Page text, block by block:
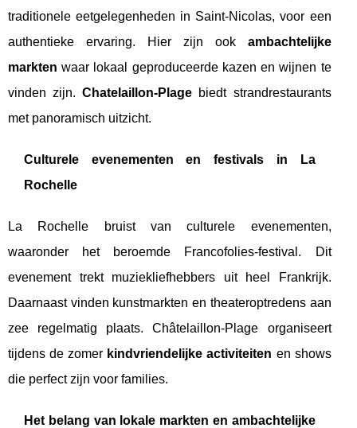
traditionele eetgelegenheden in Saint-Nicolas, voor een
authentieke ervaring. Hier zijn ook ambachtelijke
markten waar lokaal geproduceerde kazen en wijnen te
vinden zijn.Chatelaillon-Plage biedt strandrestaurants
met panoramisch uitzicht.
Culturele evenementen en festivals in La
Rochelle
La Rochelle bruist van culturele evenementen,
waaronder het beroemde Francofolies-festival. Dit
evenement trekt muziekliefhebbers uit heel Frankrijk.
Daarnaast vinden kunstmarkten en theateroptredens aan
zee regelmatig plaats. Châtelaillon-Plage organiseert
tijdens de zomer kindvriendelijke activiteiten en shows
die perfect zijn voor families.
Het belang van lokale markten en ambachtelijke